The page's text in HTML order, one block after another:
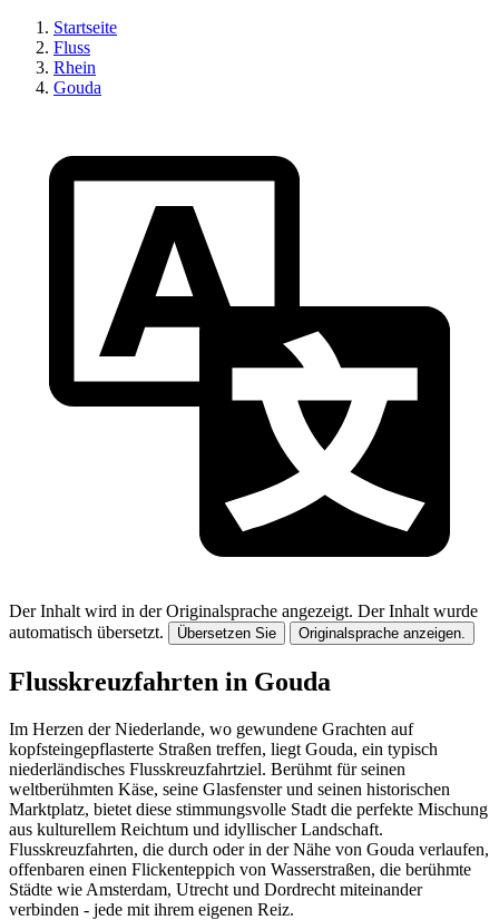
Startseite
Fluss
Rhein
Gouda
Der Inhalt wird in der Originalsprache angezeigt. Der Inhalt wurde
automatisch übersetzt.
Übersetzen Sie Originalsprache anzeigen.
Flusskreuzfahrten in Gouda
Im Herzen der Niederlande, wo gewundene Grachten auf
kopfsteingepflasterte Straßen treffen, liegt Gouda, ein typisch
niederländisches Flusskreuzfahrtziel. Berühmt für seinen
weltberühmten Käse, seine Glasfenster und seinen historischen
Marktplatz, bietet diese stimmungsvolle Stadt die perfekte Mischung
aus kulturellem Reichtum und idyllischer Landschaft.
Flusskreuzfahrten, die durch oder in der Nähe von Gouda verlaufen,
offenbaren einen Flickenteppich von Wasserstraßen, die berühmte
Städte wie Amsterdam, Utrecht und Dordrecht miteinander
verbinden - jede mit ihrem eigenen Reiz.